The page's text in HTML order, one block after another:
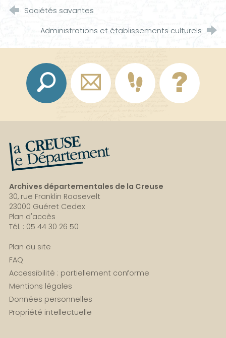
Sociétés savantes
Administrations et établissements culturels
La Creuse, le département
Archives départementales de la Creuse
30, rue Franklin Roosevelt
23000 Guéret Cedex
Plan d'accès
Tél. : 05 44 30 26 50
Plan du site
FAQ
Accessibilité : partiellement conforme
Mentions légales
Données personnelles
Propriété intellectuelle